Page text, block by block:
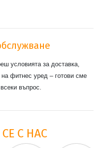
условията за доставка,
фитнес уред – готови сме
въпрос.
С НАС